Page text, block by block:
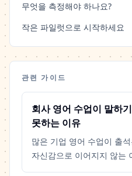
무엇을 측정해야 하나요?
작은 파일럿으로 시작하세요
관련 가이드
회사 영어 수업이 말하
못하는 이유
많은 기업 영어 수업이 출
자신감으로 이어지지 않는